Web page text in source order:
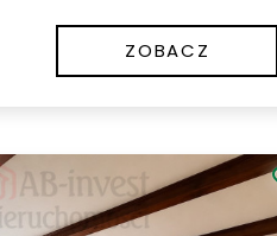
ZOBACZ